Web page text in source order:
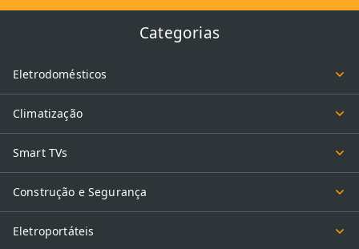
Categorias
Eletrodomésticos
Climatização
Smart TVs
Construção e Segurança
Eletroportáteis